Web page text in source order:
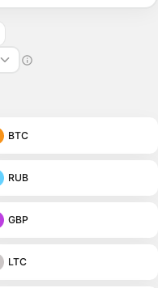
BTC
RUB
GBP
LTC